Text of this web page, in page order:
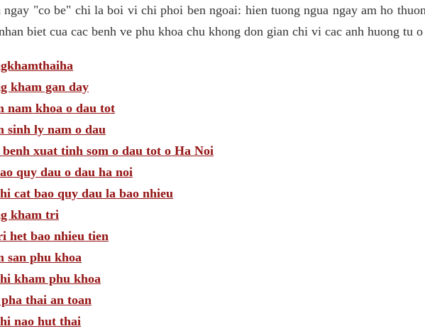
ngay "co be" chi la boi vi chi phoi ben ngoai: hien tuong ngua ngay am ho
biet cua cac benh ve phu khoa chu khong don gian chi vi cac anh huong tu
kham gan day
nam khoa o dau tot
sinh ly nam o dau
benh xuat tinh som o dau tot o Ha Noi
quy dau o dau ha noi
cat bao quy dau la bao nhieu
kham tri
het bao nhieu tien
san phu khoa
kham phu khoa
thai an toan
nao hut thai